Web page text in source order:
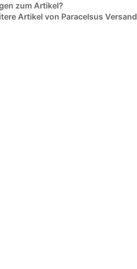
zum Artikel?
Artikel von Paracelsus Versand